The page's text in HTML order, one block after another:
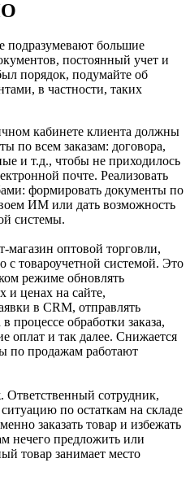
подразумевают большие
постоянный учет и
порядок, подумайте об
в частности, таких
кабинете клиента должны
по всем заказам: договора,
и т.д., чтобы не приходилось
почте. Реализовать
формировать документы по
ИМ или дать возможность
системы.
магазин оптовой торговли,
с товароучетной системой. Это
режиме обновлять
и ценах на сайте,
в CRM, отправлять
процессе обработки заказа,
оплат и так далее. Снижается
по продажам работают
. Ответственный сотрудник,
по остаткам на складе
заказать товар и избежать
нечего предложить или
товар занимает место